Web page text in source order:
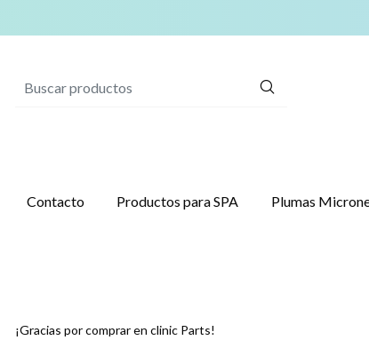
Contacto Productos para SPA Plumas
¡Gracias por comprar en clinic Parts!